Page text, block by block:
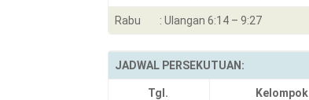
Rabu : Ulangan 6:14 – 9:27
JADWAL PERSEKUTUAN:
Tgl. Kelompok